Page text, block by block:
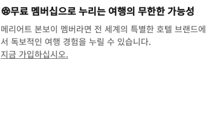
무료 멤버십으로 누리는 여행의 무한한 가능성
메리어트 본보이 멤버라면 전 세계의 특별한 호텔 브랜드에
서 독보적인 여행 경험을 누릴 수 있습니다.
지금 가입하십시오.opens in new window